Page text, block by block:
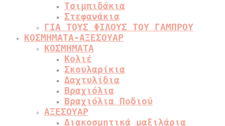
Τσιμπιδάκια
Στεφανάκια
ΓΙΑ ΤΟΥΣ ΦΙΛΟΥΣ ΤΟΥ ΓΑΜΠΡΟΥ
ΚΟΣΜΗΜΑΤΑ-ΑΞΕΣΟΥΑΡ
ΚΟΣΜΗΜΑΤΑ
Κολιέ
Σκουλαρίκια
Δαχτυλίδια
Βραχιόλια
Βραχιόλια Ποδιού
ΑΞΕΣΟΥΑΡ
Διακοσμητικά μαξιλάρια